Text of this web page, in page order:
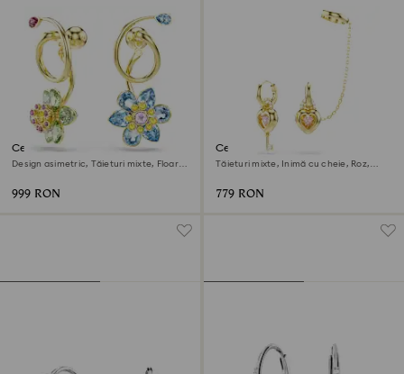
Cercei cu drop Idyllia
Design asimetric, Tăieturi mixte, Floare,
999 RON
Cercei cu drop cu ear cuff
Idyllia
Tăieturi mixte, Inimă cu cheie, Roz,
779 RON